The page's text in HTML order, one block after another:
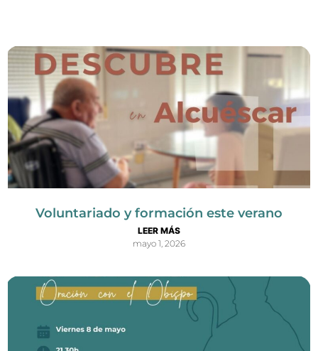
Voluntariado y formación este verano
LEER MÁS
mayo 1, 2026